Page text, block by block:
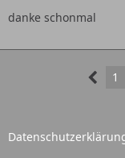
danke schonmal
1